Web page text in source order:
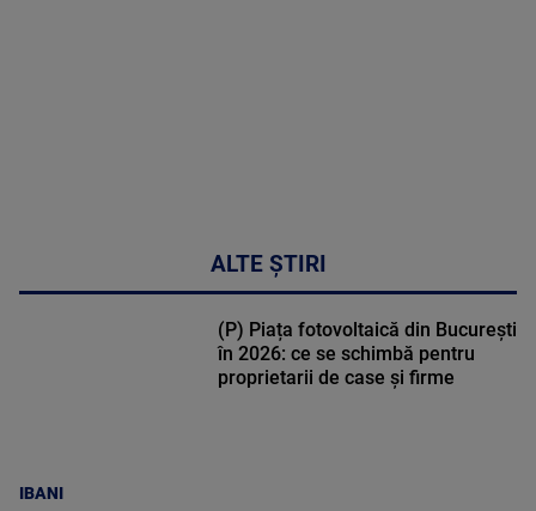
ALTE ȘTIRI
IBANI
(P) Piața fotovoltaică din București
în 2026: ce se schimbă pentru
proprietarii de case și firme